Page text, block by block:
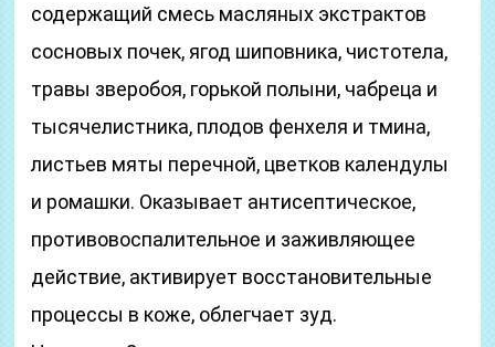
содержащий смесь масляных экстрактов
сосновых почек, ягод шиповника, чистотела,
травы зверобоя, горькой полыни, чабреца и
тысячелистника, плодов фенхеля и тмина,
листьев мяты перечной, цветков календулы
и ромашки. Оказывает антисептическое,
противовоспалительное и заживляющее
действие, активирует восстановительные
процессы в коже, облегчает зуд.